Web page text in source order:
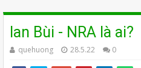
Ian Bùi - NRA là ai?
quehuong 28.5.22 0